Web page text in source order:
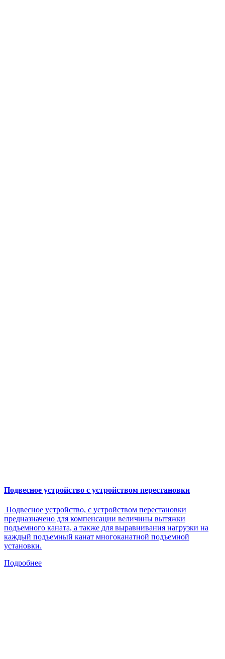
Подвесное устройство с устройством перестановки
Подвесное устройство, с устройством перестановки
предназначено для компенсации величины вытяжки
подъемного каната, а также для выравнивания нагрузки на
каждый подъемный канат многоканатной подъемной
установки.
Подробнее